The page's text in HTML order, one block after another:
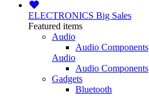
ELECTRONICS Big Sales
Featured items
Audio
Audio Components
Audio
Audio Components
Gadgets
Bluetooth